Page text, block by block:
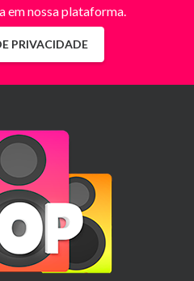
em nossa plataforma.
PRIVACIDADE